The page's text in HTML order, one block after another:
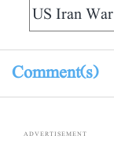
US Iran War
Comment(s)
ADVERTISEMENT